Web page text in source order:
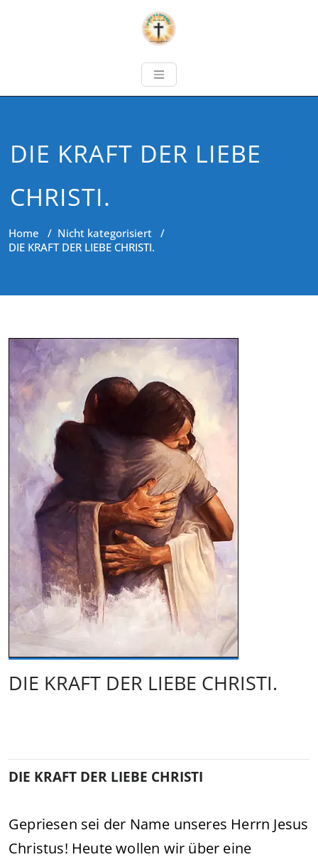
DIE KRAFT DER LIEBE
CHRISTI.
Home / Nicht kategorisiert /
DIE KRAFT DER LIEBE CHRISTI.
DIE KRAFT DER LIEBE CHRISTI.
DIE KRAFT DER LIEBE CHRISTI
Gepriesen sei der Name unseres Herrn Jesus
Christus! Heute wollen wir über eine